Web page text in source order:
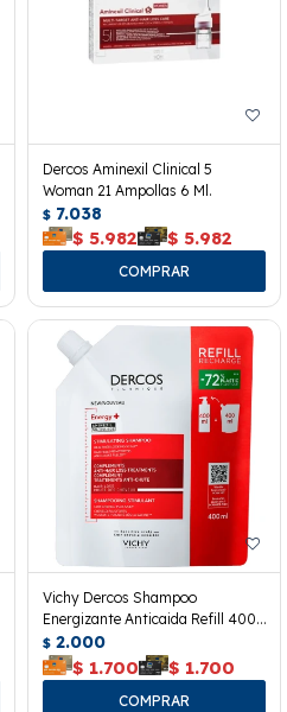
Dercos Aminexil Clinical 5
Woman 21 Ampollas 6 Ml.
$ 7.038
$ 5.982 $ 5.982
Vichy Dercos Shampoo
Energizante Anticaida Refill 400
Ml.
$ 2.000
$ 1.700 $ 1.700